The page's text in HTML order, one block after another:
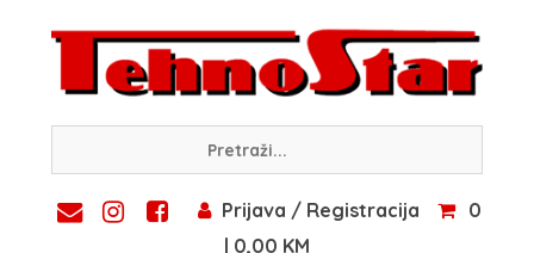
content
Prijava / Registracija
0
| 0,00 KM